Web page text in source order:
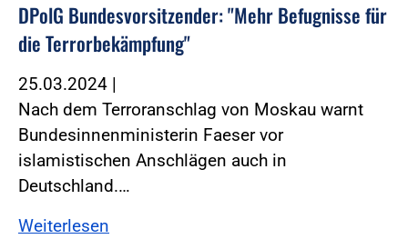
DPolG Bundesvorsitzender: "Mehr Befugnisse für
die Terrorbekämpfung"
25.03.2024 |
Nach dem Terroranschlag von Moskau warnt
Bundesinnenministerin Faeser vor
islamistischen Anschlägen auch in
Deutschland.…
Weiterlesen